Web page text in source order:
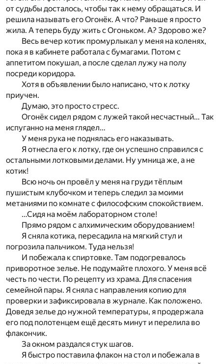
от судьбы досталось, чтобы так к нему обращаться. И
решила называть его Огонёк. А что? Раньше я просто
жила. А теперь буду жить с Огоньком. А? Здорово же?
Весь вечер котик промурлыкал у меня на коленях,
пока я в кабинете работала с бумагами. Потом с
аппетитом покушал, а после сделал лужу на полу
посреди коридора.
Хотя в объявлении было написано, что к лотку
приучен.
Думаю, это просто стресс.
Огонёк сидел рядом с лужей такой несчастный… Так
испуганно на меня глядел…
У меня рука не поднялась его наказывать.
Я отнесла его к лотку, где он успешно справился с
остальными лотковыми делами. Ну умница же, а не
котик!
Всю ночь он провёл у меня на груди тёплым
пушистым клубочком и теперь следил за моими
метаниями по комнате с философским спокойствием.
…Сидя на моём лабораторном столе!
Прямо рядом с алхимическим оборудованием!
Я сняла котика, пересадила на мягкий стул и
погрозила пальчиком. Туда нельзя!
И побежала к спиртовке. Там подогревалось
приворотное зелье. Не подумайте плохого. У меня всё
честь по чести. По рецепту из храма. Для спасения
семейной пары. Я сняла с направления копию для
проверки и зафиксировала в журнале. Как положено.
Доведя зелье до нужной температуры, я продержала
его под полотенцем ещё десять минут и перелила во
флакончик.
За окном раздался стук шагов.
Я быстро поставила флакон на стол и побежала в